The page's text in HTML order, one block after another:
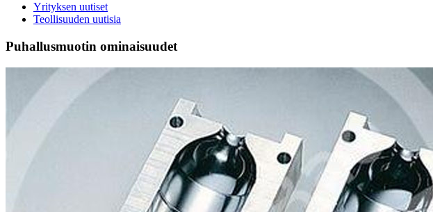
Yrityksen uutiset
Teollisuuden uutisia
Puhallusmuotin ominaisuudet